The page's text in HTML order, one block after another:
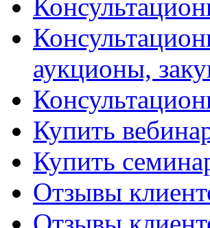
аукционы,
Купить
Купить
Отзывы